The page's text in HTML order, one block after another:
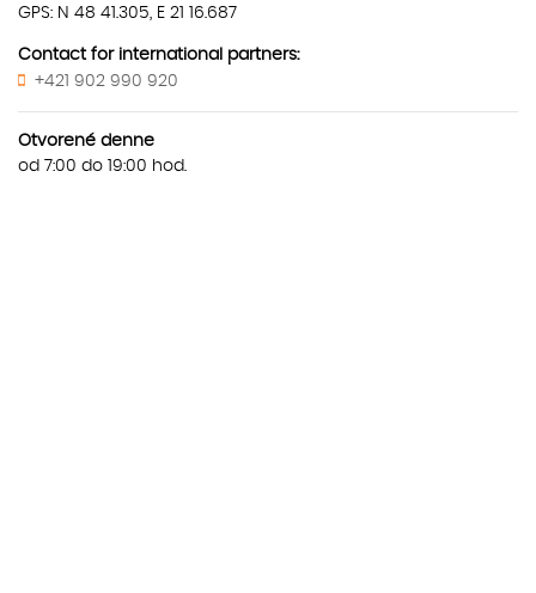
GPS: N 48 41.305, E 21 16.687
Contact for international partners:
+421 902 990 920
Otvorené denne
od 7:00 do 19:00 hod.